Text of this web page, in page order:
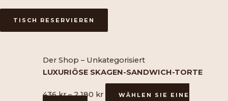
TISCH RESERVIEREN
Der Shop – Unkategorisiert
LUXURIÖSE SKAGEN-SANDWICH-TORTE
436kr – 2 180 kr WÄHLEN SIE EINE
Optionen
können
Produktseite
ausgewählt
werden